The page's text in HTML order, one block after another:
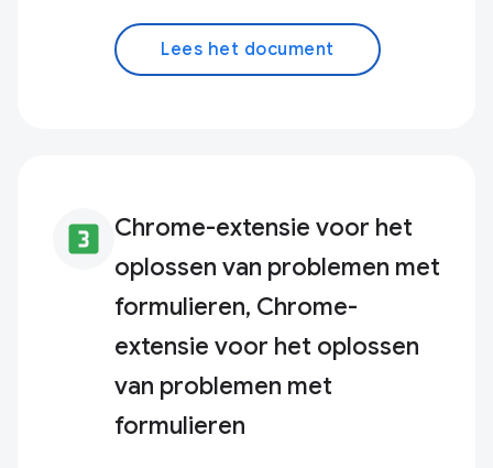
Lees het document
looks_3 Chrome-extensie voor het
oplossen van problemen met
formulieren, Chrome-
extensie voor het oplossen
van problemen met
formulieren